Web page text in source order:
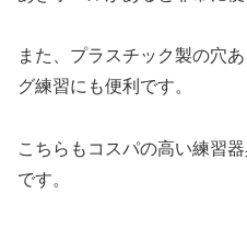
また、プラスチック製の穴
グ練習にも便利です。
こちらもコスパの高い練習
です。